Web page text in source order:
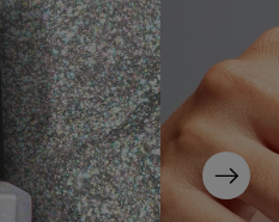
Next